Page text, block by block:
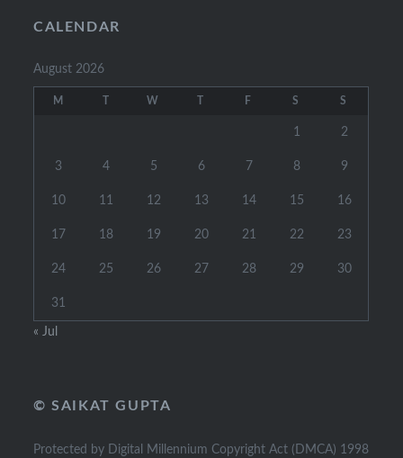
CALENDAR
August 2026
M W F S S
1 2
3 4 5 6 7 8 9
10 11 12 13 14 15 16
17 18 19 20 21 22 23
24 25 26 27 28 29 30
31
« Jul
© SAIKAT GUPTA
Protected by Digital Millennium Copyright Act (DMCA) 1998